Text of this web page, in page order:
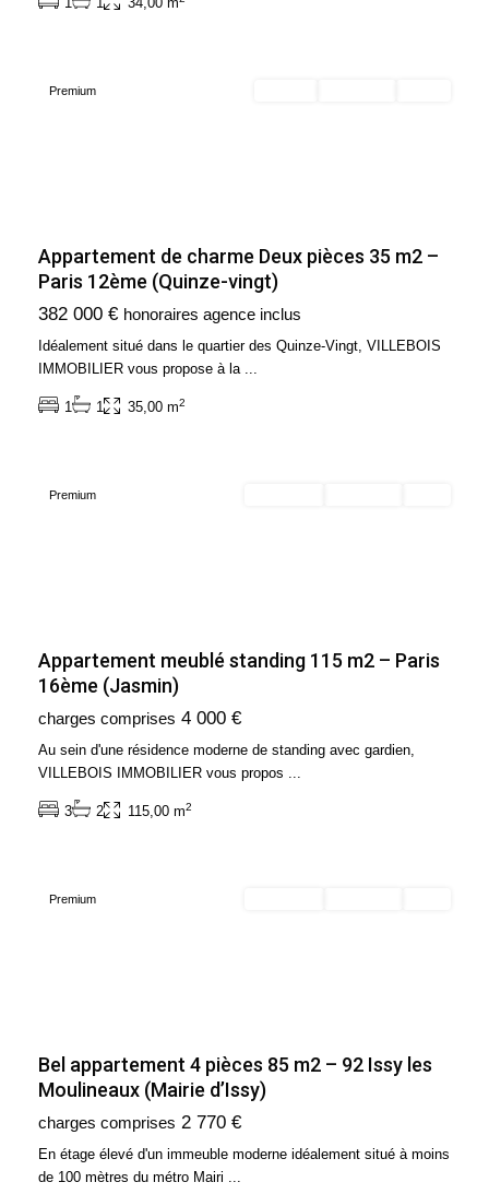
Arrondissement
Premium
Appartement de charme Deux pièces 35 m2 –
Paris 12ème (Quinze-vingt)
382 000 € honoraires agence inclus
Idéalement situé dans le quartier des Quinze-Vingt, VILLEBOIS
IMMOBILIER vous propose à la ...
1 1 35,00 m2
Ile
de
France,
Paris
Arrondissement
Premium
Appartement meublé standing 115 m2 – Paris
16ème (Jasmin)
charges comprises 4 000 €
Au sein d'une résidence moderne de standing avec gardien,
VILLEBOIS IMMOBILIER vous propos ...
3 2 115,00 m2
Ile
de
France,
Issy-
les-
-
Premium
Bel appartement 4 pièces 85 m2 – 92 Issy les
Moulineaux (Mairie d’Issy)
charges comprises 2 770 €
En étage élevé d'un immeuble moderne idéalement situé à moins
de 100 mètres du métro Mairi ...
Ile
de
France,
Paris